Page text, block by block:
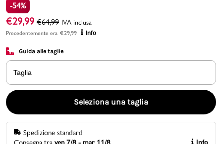
Marchi
Promo & News
contatti
-54%
€29,99 €64,99 IVA inclusa
Precedentemente era €29,99 Info
Guida alle taglie
Taglia
Seleziona una taglia
Spedizione standard
Info